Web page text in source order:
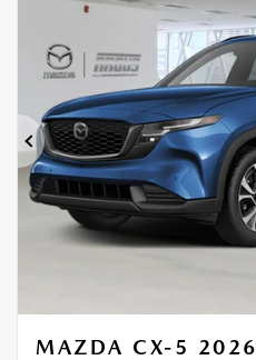
Précédent
MAZDA CX-5 2026